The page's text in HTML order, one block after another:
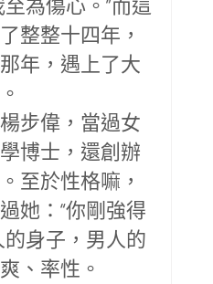
為傷心。”而這
整整十四年，
年，遇上了大
步偉，當過女
博士，還創辦
至於性格嘛，
她：“你剛強得
的身子，男人的
、率性。